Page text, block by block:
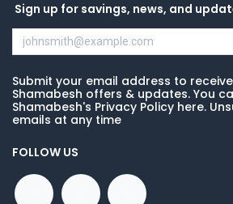
Sign up for savings, news, and
Submit your email address to
Shamabesh offers & updates. You
Shamabesh's Privacy Policy here.
emails at any time
FOLLOW US